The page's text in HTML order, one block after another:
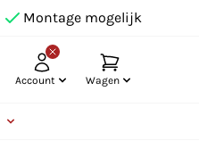
Montage mogelijk
Account Wagen